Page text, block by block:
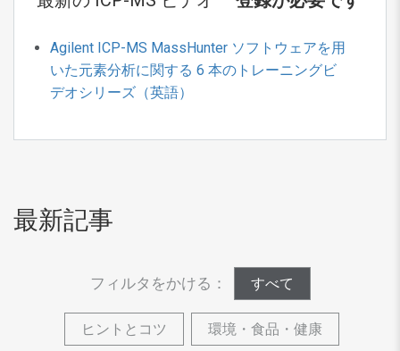
Agilent ICP-MS MassHunter ソフトウェアを用
いた元素分析に関する 6 本のトレーニングビ
デオシリーズ（英語）
最新記事
フィルタをかける： すべて
ヒントとコツ 環境・食品・健康